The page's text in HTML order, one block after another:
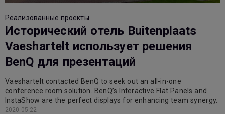
Реализованные проекты
Исторический отель Buitenplaats
Vaeshartelt использует решения
BenQ для презентаций
Vaeshartelt contacted BenQ to seek out an all-in-one
conference room solution. BenQ’s Interactive Flat Panels and
InstaShow are the perfect displays for enhancing team synergy.
2020.05.22